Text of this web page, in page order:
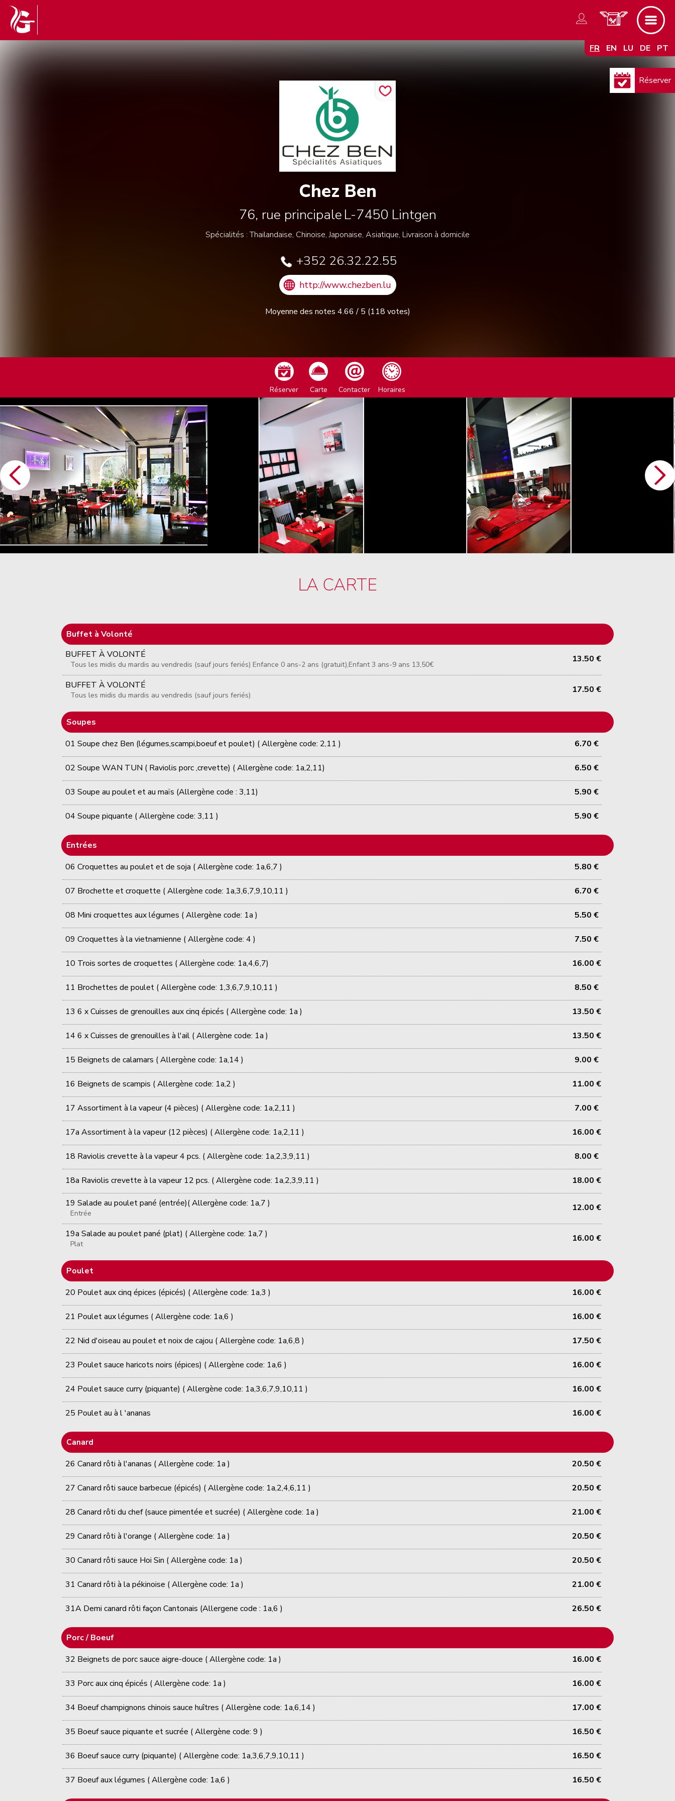
FR EN LU DE PT
Chez Ben
76, rue principaleL-7450 Lintgen
Spécialités : Thailandaise, Chinoise, Japonaise, Asiatique, Livraison à domicile
+352 26.32.22.55
http://www.chezben.lu
Moyenne des notes 4.66 / 5 (118 votes)
Réserver Carte Contacter Horaires
LA CARTE
Buffet à Volonté
BUFFET À VOLONTÉ
Tous les midis du mardis au vendredis (sauf jours feriés) Enfance 0 ans-2 ans (gratuit),Enfant 3 ans-9 ans 13,50€
13.50 €
BUFFET À VOLONTÉ
Tous les midis du mardis au vendredis (sauf jours feriés)
17.50 €
Soupes
01 Soupe chez Ben (légumes,scampi,boeuf et poulet) ( Allergène code: 2,11 )
6.70 €
02 Soupe WAN TUN ( Raviolis porc ,crevette) ( Allergène code: 1a,2,11) 6.50 €
03 Soupe au poulet et au maïs (Allergène code : 3,11) 5.90 €
04 Soupe piquante ( Allergène code: 3,11 ) 5.90 €
Entrées
06 Croquettes au poulet et de soja ( Allergène code: 1a,6,7 )
5.80 €
07 Brochette et croquette ( Allergène code: 1a,3,6,7,9,10,11 ) 6.70 €
08 Mini croquettes aux légumes ( Allergène code: 1a ) 5.50 €
09 Croquettes à la vietnamienne ( Allergène code: 4 ) 7.50 €
10 Trois sortes de croquettes ( Allergène code: 1a,4,6,7) 16.00 €
11 Brochettes de poulet ( Allergène code: 1,3,6,7,9,10,11 ) 8.50 €
13 6 x Cuisses de grenouilles aux cinq épicés ( Allergène code: 1a ) 13.50 €
14 6 x Cuisses de grenouilles à l'ail ( Allergène code: 1a ) 13.50 €
15 Beignets de calamars ( Allergène code: 1a,14 ) 9.00 €
16 Beignets de scampis ( Allergène code: 1a,2 ) 11.00 €
17 Assortiment à la vapeur (4 pièces) ( Allergène code: 1a,2,11 ) 7.00 €
17a Assortiment à la vapeur (12 pièces) ( Allergène code: 1a,2,11 ) 16.00 €
18 Raviolis crevette à la vapeur 4 pcs. ( Allergène code: 1a,2,3,9,11 ) 8.00 €
18a Raviolis crevette à la vapeur 12 pcs. ( Allergène code: 1a,2,3,9,11 ) 18.00 €
19 Salade au poulet pané (entrée)( Allergène code: 1a,7 )
Entrée
12.00 €
19a Salade au poulet pané (plat) ( Allergène code: 1a,7 )
Plat
16.00 €
Poulet
20 Poulet aux cinq épices (épicés) ( Allergène code: 1a,3 )
16.00 €
21 Poulet aux légumes ( Allergène code: 1a,6 ) 16.00 €
22 Nid d'oiseau au poulet et noix de cajou ( Allergène code: 1a,6,8 ) 17.50 €
23 Poulet sauce haricots noirs (épices) ( Allergène code: 1a,6 ) 16.00 €
24 Poulet sauce curry (piquante) ( Allergène code: 1a,3,6,7,9,10,11 ) 16.00 €
25 Poulet au à l 'ananas 16.00 €
Canard
26 Canard rôti à l'ananas ( Allergène code: 1a )
20.50 €
27 Canard rôti sauce barbecue (épicés) ( Allergène code: 1a,2,4,6,11 ) 20.50 €
28 Canard rôti du chef (sauce pimentée et sucrée) ( Allergène code: 1a ) 21.00 €
29 Canard rôti à l'orange ( Allergène code: 1a ) 20.50 €
30 Canard rôti sauce Hoi Sin ( Allergène code: 1a ) 20.50 €
31 Canard rôti à la pékinoise ( Allergène code: 1a ) 21.00 €
31A Demi canard rôti façon Cantonais (Allergene code : 1a,6 ) 26.50 €
Porc / Boeuf
32 Beignets de porc sauce aigre-douce ( Allergène code: 1a )
16.00 €
33 Porc aux cinq épicés ( Allergène code: 1a ) 16.00 €
34 Boeuf champignons chinois sauce huîtres ( Allergène code: 1a,6,14 ) 17.00 €
35 Boeuf sauce piquante et sucrée ( Allergène code: 9 ) 16.50 €
36 Boeuf sauce curry (piquante) ( Allergène code: 1a,3,6,7,9,10,11 ) 16.50 €
37 Boeuf aux légumes ( Allergène code: 1a,6 ) 16.50 €